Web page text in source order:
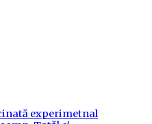
experimetnal